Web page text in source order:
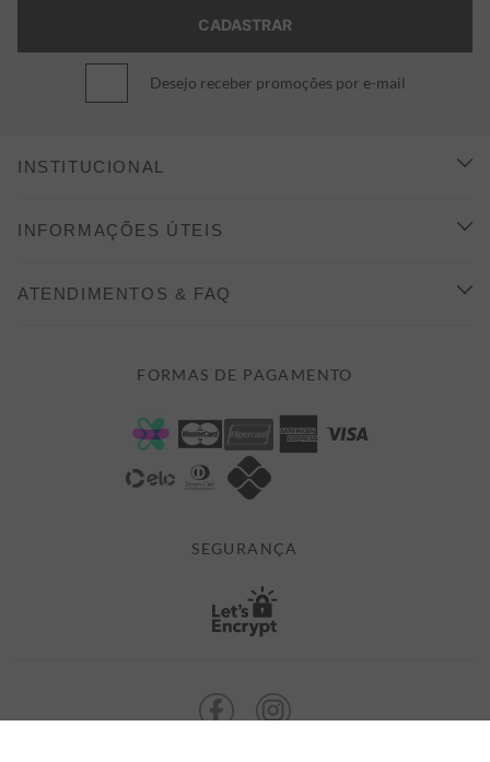
Desejo receber promoções por e-mail
INSTITUCIONAL
CONHEÇA A ALEATORY
INFORMAÇÕES ÚTEIS
FORMAS DE PAGAMENTO
POLÍTICA DE PRIVACIDADE
ATENDIMENTOS & FAQ
ATENDIMENTO@ALEATORYSTORE.COM.BR
FORMAS DE PAGAMENTO
SEGURANÇA